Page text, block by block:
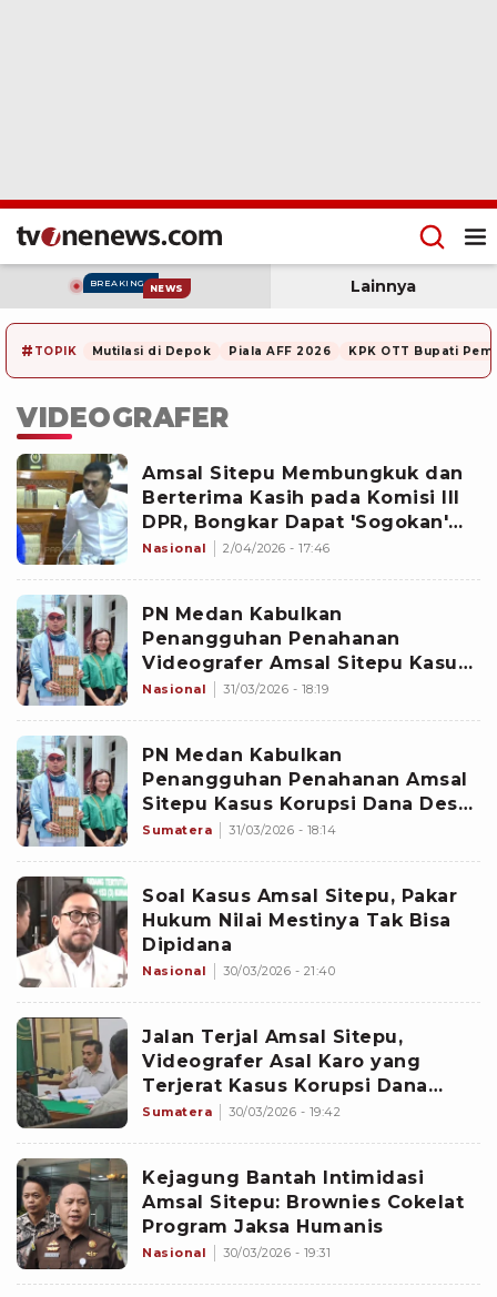
BREAKING NEWS Lainnya
# TOPIK Mutilasi di Depok Piala AFF 2026 KPK OTT Bupati
VIDEOGRAFER
Amsal Sitepu Membungkuk dan
Berterima Kasih pada Komisi III
DPR, Bongkar Dapat 'Sogokan'
Brownies dari Jaksa
Nasional 2/04/2026 - 17:46
PN Medan Kabulkan
Penangguhan Penahanan
Videografer Amsal Sitepu Kasus
Korupsi Dana Desa di Karo
Nasional 31/03/2026 - 18:19
PN Medan Kabulkan
Penangguhan Penahanan Amsal
Sitepu Kasus Korupsi Dana Desa
di Karo
Sumatera 31/03/2026 - 18:14
Soal Kasus Amsal Sitepu, Pakar
Hukum Nilai Mestinya Tak Bisa
Dipidana
Nasional 30/03/2026 - 21:40
Jalan Terjal Amsal Sitepu,
Videografer Asal Karo yang
Terjerat Kasus Korupsi Dana
Desa
Sumatera 30/03/2026 - 19:42
Kejagung Bantah Intimidasi
Amsal Sitepu: Brownies Cokelat
Program Jaksa Humanis
Nasional 30/03/2026 - 19:31